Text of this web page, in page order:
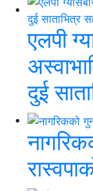
एलपी
दुई